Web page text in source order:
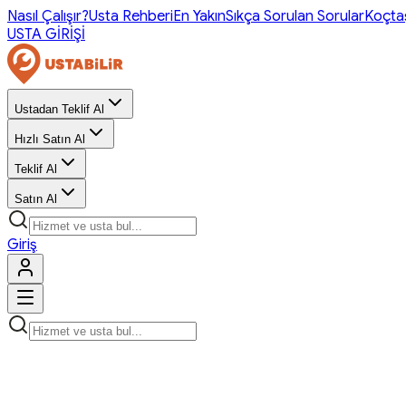
Nasıl Çalışır?Usta RehberiEn YakınSıkça Sorulan Sorular
USTA GİRİŞİ
Ustadan Teklif Al
Hızlı Satın Al
Teklif Al
Satın Al
Giriş